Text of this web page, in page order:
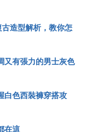
造型解析，教你怎
又有張力的男士灰色
白色西裝褲穿搭攻
在這